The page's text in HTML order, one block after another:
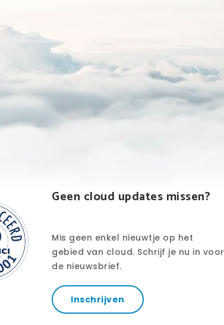
Geen cloud updates missen?
Mis geen enkel nieuwtje op het
gebied van cloud. Schrijf je nu in voor
de nieuwsbrief.
Inschrijven